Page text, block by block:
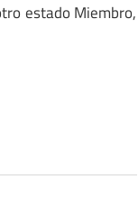
estado Miembro,